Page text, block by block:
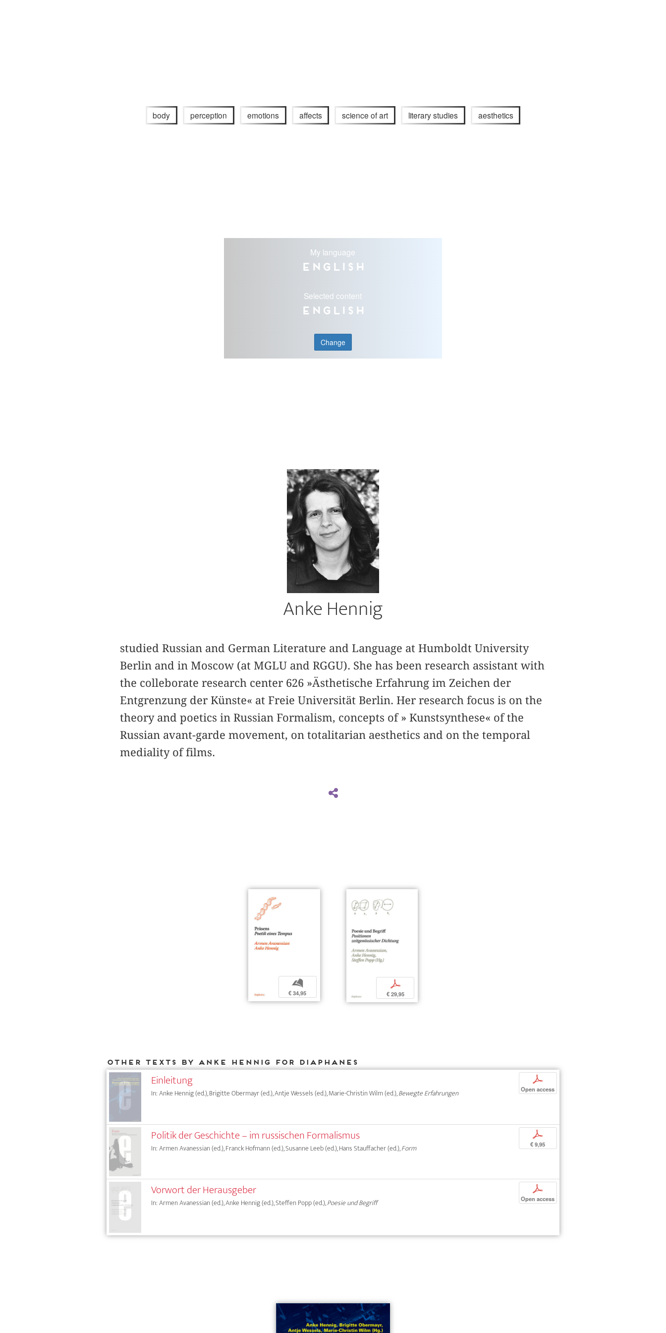
body perception emotions affects science of art literary studies aesthetics
My language
English
Selected content
English
Change
Anke Hennig
studied Russian and German Literature and Language at Humboldt University
Berlin and in Moscow (at MGLU and RGGU). She has been research assistant with
the colleborate research center 626 »Ästhetische Erfahrung im Zeichen der
Entgrenzung der Künste« at Freie Universität Berlin. Her research focus is on the
theory and poetics in Russian Formalism, concepts of » Kunstsynthese« of the
Russian avant-garde movement, on totalitarian aesthetics and on the temporal
mediality of films.
b
€ 34,95
p
€ 29,95
Other texts by Anke Hennig for DIAPHANES
Einleitung
In: Anke Hennig (ed.), Brigitte Obermayr (ed.), Antje Wessels (ed.), Marie-Christin Wilm (ed.),Bewegte Erfahrungen
p
Open access
Politik der Geschichte – im russischen Formalismus
In: Armen Avanessian (ed.), Franck Hofmann (ed.), Susanne Leeb (ed.), Hans Stauffacher (ed.),Form
p
€ 9,95
Vorwort der Herausgeber
In: Armen Avanessian (ed.), Anke Hennig (ed.), Steffen Popp (ed.),Poesie und Begriff
p
Open access